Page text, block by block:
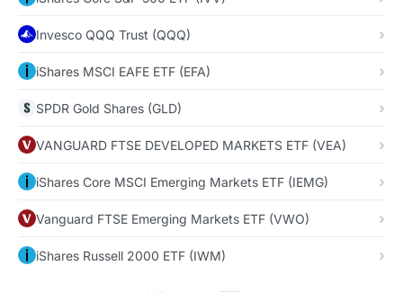
Invesco QQQ Trust (QQQ)
iShares MSCI EAFE ETF (EFA)
SPDR Gold Shares (GLD)
VANGUARD FTSE DEVELOPED MARKETS ETF (VEA)
iShares Core MSCI Emerging Markets ETF (IEMG)
Vanguard FTSE Emerging Markets ETF (VWO)
iShares Russell 2000 ETF (IWM)